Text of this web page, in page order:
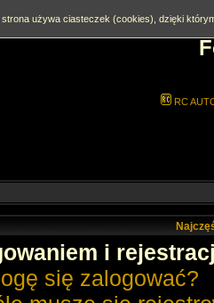
RC
i
się zalogować?
strona używa ciasteczek (cookies), dzięki